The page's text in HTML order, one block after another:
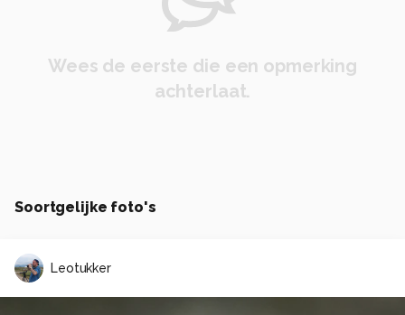
Wees de eerste die een opmerking
achterlaat.
Soortgelijke foto's
Leotukker